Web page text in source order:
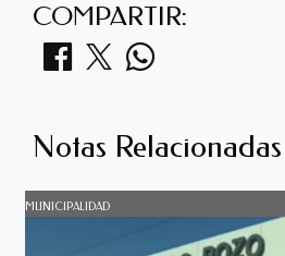
COMPARTIR:
Notas Relacionadas
MUNICIPALIDAD